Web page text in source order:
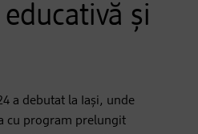
și
a debutat la Iași, unde
cu program prelungit